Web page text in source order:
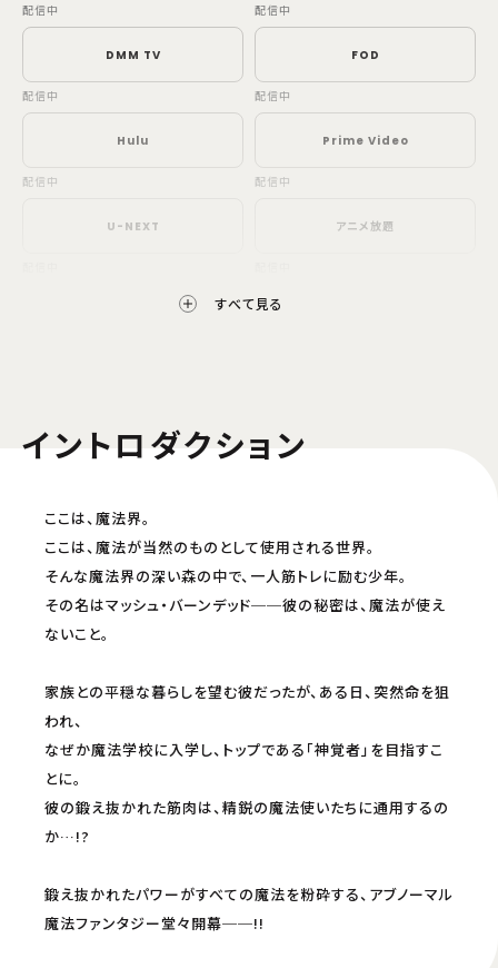
配信中
配信中
DMM TV
配信中
FOD
配信中
Hulu
配信中
Prime Video
配信中
U-NEXT アニメ放題
配信中 配信中
配信中
ニコニコ生放送
配信中
配信開始日・配信日時は編成の都合などにより変更となる場合がございます。予めご了
すべて見る
イントロダクション
ここは、魔法界。
ここは、魔法が当然のものとして使用される世界。
そんな魔法界の深い森の中で、一人筋トレに励む少年。
その名はマッシュ・バーンデッド──彼の秘密は、魔法が使え
ないこと。
家族との平穏な暮らしを望む彼だったが、ある日、突然命を狙
われ、
なぜか魔法学校に入学し、トップである「神覚者」を目指すこ
とに。
彼の鍛え抜かれた筋肉は、精鋭の魔法使いたちに通用するの
か…!?
鍛え抜かれたパワーがすべての魔法を粉砕する、アブノーマル
魔法ファンタジー堂々開幕──!!